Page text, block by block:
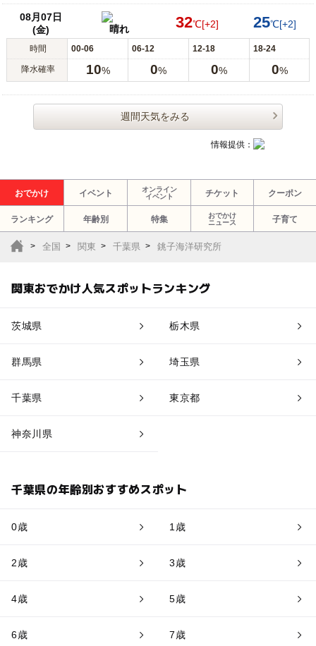
08月07日
(金)
晴れ 32℃[+2] 25℃[+2]
時間 00-06 06-12 12-18 18-24
降水確率 10% 0% 0% 0%
週間天気をみる
情報提供：
おでかけ イベント
オンライン
イベント
チケット クーポン
ランキング 年齢別 特集
おでかけ
ニュース
子育て
全国 関東 千葉県 銚子海洋研究所
関東おでかけ人気スポットランキング
茨城県 栃木県
群馬県 埼玉県
千葉県 東京都
神奈川県
千葉県の年齢別おすすめスポット
0歳 1歳
2歳 3歳
4歳 5歳
6歳 7歳